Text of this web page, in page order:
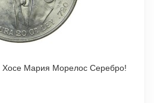
Мексика 100 песо 1978 Хосе Мария Морелос Серебро!